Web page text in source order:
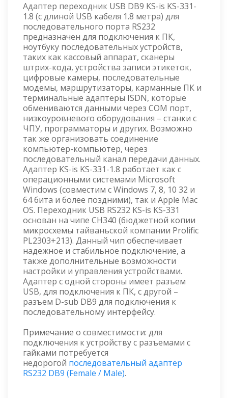
Адаптер переходник USB DB9 KS-is KS-331-
1.8 (с длиной USB кабеля 1.8 метра) для
последовательного порта RS232
предназначен для подключения к ПК,
ноутбуку последовательных устройств,
таких как кассовый аппарат, сканеры
штрих-кода, устройства записи этикеток,
цифровые камеры, последовательные
модемы, маршрутизаторы, карманные ПК и
терминальные адаптеры ISDN, которые
обмениваются данными через COM порт,
низкоуровневого оборудования – станки с
ЧПУ, программаторы и других. Возможно
так же организовать соединение
компьютер-компьютер, через
последовательный канал передачи данных.
Адаптер KS-is KS-331-1.8 работает как с
операционными системами Microsoft
Windows (совместим с Windows 7, 8, 10 32 и
64 бита и более поздними), так и Apple Mac
OS. Переходник USB RS232 KS-is KS-331
основан на чипе CH340 (бюджетной копии
микросхемы тайваньской компании Prolific
PL2303+213). Данный чип обеспечивает
надежное и стабильное подключение, а
также дополнительные возможности
настройки и управления устройствами.
Адаптер с одной стороны имеет разъем
USB, для подключения к ПК, с другой –
разъем D-sub DB9 для подключения к
последовательному интерфейсу.
Примечание о совместимости: для
подключения к устройству с разъемами с
гайками потребуется
недорогой последовательный адаптер
RS232 DB9 (Female / Male).